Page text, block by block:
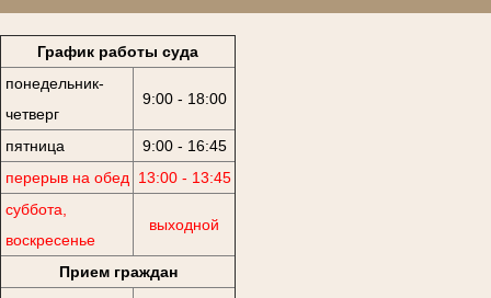
График работы суда
понедельник-
четверг
9:00 - 18:00
пятница
9:00 - 16:45
перерыв на обед
13:00 - 13:45
суббота,
воскресенье
выходной
Прием граждан